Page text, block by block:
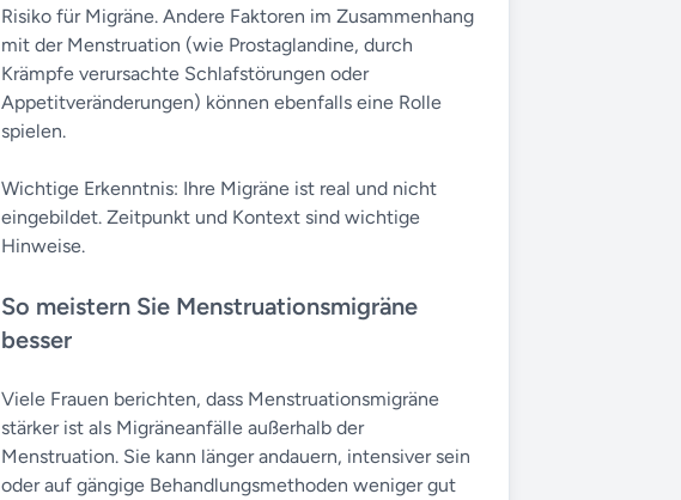
Risiko für Migräne. Andere Faktoren im Zusammenhang
mit der Menstruation (wie Prostaglandine, durch
Krämpfe verursachte Schlafstörungen oder
Appetitveränderungen) können ebenfalls eine Rolle
spielen.
Wichtige Erkenntnis: Ihre Migräne ist real und nicht
eingebildet. Zeitpunkt und Kontext sind wichtige
Hinweise.
So meistern Sie Menstruationsmigräne
besser
Viele Frauen berichten, dass Menstruationsmigräne
stärker ist als Migräneanfälle außerhalb der
Menstruation. Sie kann länger andauern, intensiver sein
oder auf gängige Behandlungsmethoden weniger gut